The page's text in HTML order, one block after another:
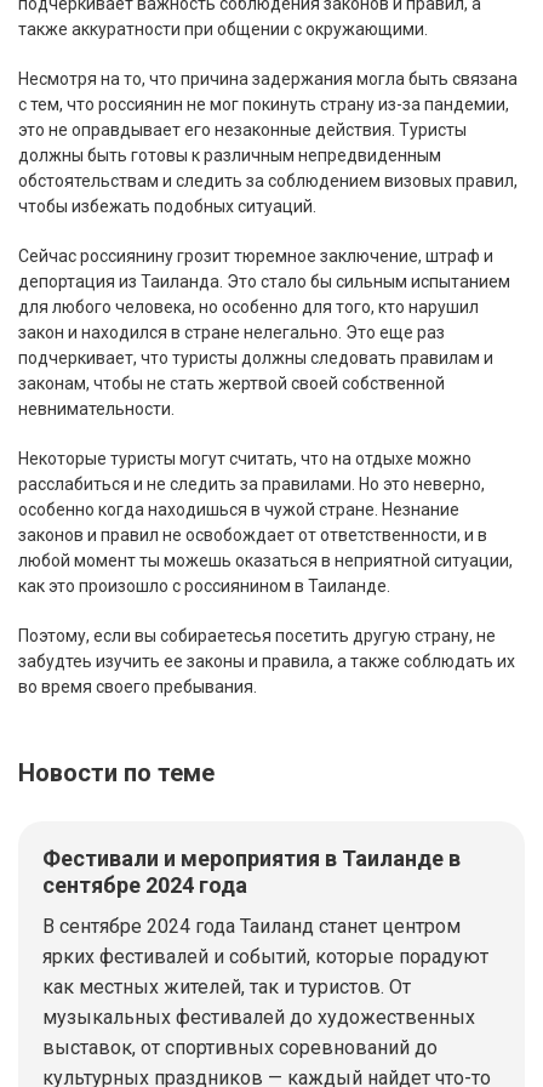
также аккуратности при общении с окружающими.
Несмотря на то, что причина задержания могла быть связана
с тем, что россиянин не мог покинуть страну из-за пандемии,
это не оправдывает его незаконные действия. Туристы
должны быть готовы к различным непредвиденным
обстоятельствам и следить за соблюдением визовых правил,
чтобы избежать подобных ситуаций.
Сейчас россиянину грозит тюремное заключение, штраф и
депортация из Таиланда. Это стало бы сильным испытанием
для любого человека, но особенно для того, кто нарушил
закон и находился в стране нелегально. Это еще раз
подчеркивает, что туристы должны следовать правилам и
законам, чтобы не стать жертвой своей собственной
невнимательности.
Некоторые туристы могут считать, что на отдыхе можно
расслабиться и не следить за правилами. Но это неверно,
особенно когда находишься в чужой стране. Незнание
законов и правил не освобождает от ответственности, и в
любой момент ты можешь оказаться в неприятной ситуации,
как это произошло с россиянином в Таиланде.
Поэтому, если вы собираетесья посетить другую страну, не
забудтеь изучить ее законы и правила, а также соблюдать их
во время своего пребывания.
Новости по теме
Фестивали и мероприятия в Таиланде в
сентябре 2024 года
В сентябре 2024 года Таиланд станет центром
ярких фестивалей и событий, которые порадуют
как местных жителей, так и туристов. От
музыкальных фестивалей до художественных
выставок, от спортивных соревнований до
культурных праздников — каждый найдет что-то